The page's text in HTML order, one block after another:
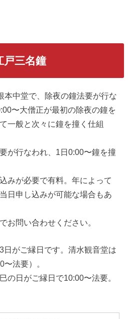
戸三名鐘
本中堂で、除夜の鐘法要が行な
〜大僧正が最初の除夜の鐘を
一般と次々に鐘を撞く仕組
が行なわれ、1日0:00〜鐘を撞
みが必要で有料。年によって
日申し込みが可能な場合もあ
お問い合わせください。
日がご縁日です。清水観音堂は
法要）。
の日がご縁日で10:00〜法要。